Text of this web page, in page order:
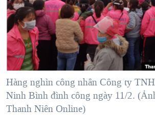
"Tìm"NGƯỜI VIỆT HẢI NGOẠI
ĐỜI SỐNG
KINH TẾ
KHOA HỌC
SỨC KHOẺ
TẠI
HÀNH TRÌNH BẦU CỬ 2024
MỘT NĂM CHIẾN TRANH TẠI DẢI GAZA
GIẢI MÃ VÀNH ĐAI & CON ĐƯỜNG
TRỊNH VĨNH BÌNH - NGƯỜI HẠ 'BÊN
GROUND ZERO – XƯA VÀ NAY
VIDEO
NGHE
MẠNG XÃ HỘI
Ngôn ngữ khác
Hàng nghìn công nhân Công ty
Ninh Bình đình công ngày 11/2.
Thanh Niên Online)